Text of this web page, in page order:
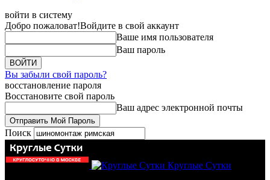
войти в систему
Добро пожаловат!Войдите в свой аккаунт
Ваше имя пользователя
Ваш пароль
Вы забыли свой пароль?
восстановление пароля
Восстановите свой пароль
Ваш адрес электронной почты
Поиск
Круглые Сутки